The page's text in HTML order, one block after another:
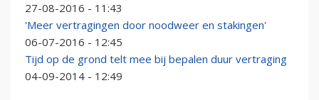
27-08-2016 - 11:43
'Meer vertragingen door noodweer en stakingen'
06-07-2016 - 12:45
Tijd op de grond telt mee bij bepalen duur vertraging
04-09-2014 - 12:49